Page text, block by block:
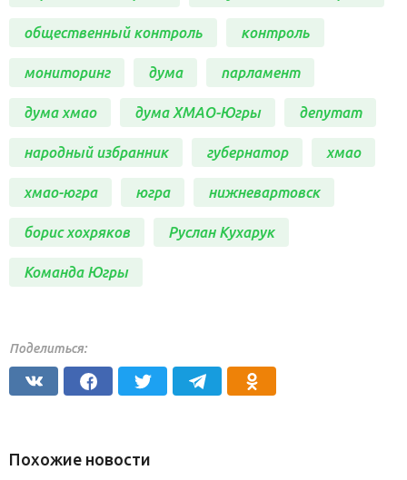
общественный контроль контроль
мониторинг дума парламент
дума хмао дума ХМАО-Югры депутат
народный избранник губернатор хмао
хмао-югра югра нижневартовск
борис хохряков Руслан Кухарук
Команда Югры
Поделиться:
Похожие новости